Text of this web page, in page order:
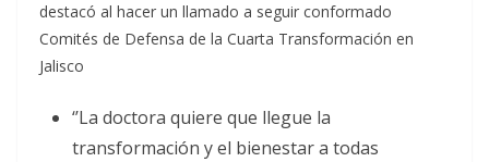
destacó al hacer un llamado a seguir conformado
Comités de Defensa de la Cuarta Transformación en
Jalisco
‘’La doctora quiere que llegue la
transformación y el bienestar a todas